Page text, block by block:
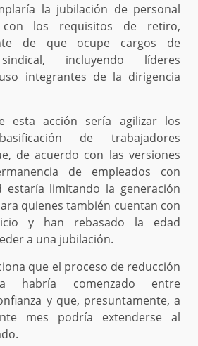
la jubilación de personal
los requisitos de retiro,
de que ocupe cargos de
incluyendo líderes
integrantes de la dirigencia
esta acción sería agilizar los
de trabajadores
de acuerdo con las versiones
de empleados con
estaría limitando la generación
quienes también cuentan con
y han rebasado la edad
a una jubilación.
que el proceso de reducción
habría comenzado entre
y que, presuntamente, a
mes podría extenderse al